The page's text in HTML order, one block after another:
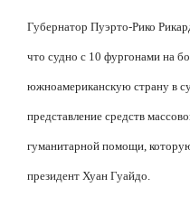
Губернатор Пуэрто-Рико
что судно с 10 фургонами на
южноамериканскую страну в
представление средств
гуманитарной помощи,
президент Хуан Гуайдо.